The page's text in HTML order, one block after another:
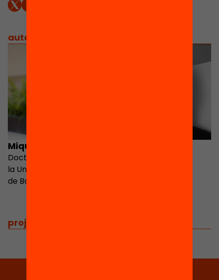
autors
Miquel Àngel Alegre
Doctor en Sociologia per
la Universitat Autònoma
de Barcelona
projectes relacionats